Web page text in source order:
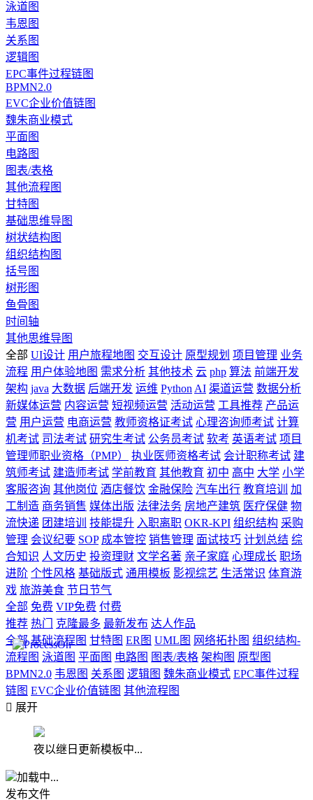
泳道图
韦恩图
关系图
逻辑图
EPC事件过程链图
BPMN2.0
EVC企业价值链图
魏朱商业模式
平面图
电路图
图表/表格
其他流程图
甘特图
基础思维导图
树状结构图
组织结构图
括号图
树形图
鱼骨图
时间轴
其他思维导图
全部 UI设计 用户旅程地图 交互设计 原型规划 项目管理 业务
流程 用户体验地图 需求分析 其他技术 云 php 算法 前端开发
架构 java 大数据 后端开发 运维 Python AI 渠道运营 数据分析
新媒体运营 内容运营 短视频运营 活动运营 工具推荐 产品运
营 用户运营 电商运营 教师资格证考试 心理咨询师考试 计算
机考试 司法考试 研究生考试 公务员考试 软考 英语考试 项目
管理师职业资格（PMP）
执业医师资格考试 会计职称考试 建
筑师考试 建造师考试 学前教育 其他教育 初中 高中 大学 小学
客服咨询 其他岗位 酒店餐饮 金融保险 汽车出行 教育培训
加
工制造 商务销售 媒体出版 法律法务 房地产建筑 医疗保健 物
流快递 团建培训 技能提升 入职离职 OKR-KPI 组织结构 采购
管理 会议纪要 SOP 成本管控 销售管理 面试技巧 计划总结 综
合知识 人文历史 投资理财 文学名著 亲子家庭 心理成长 职场
进阶 个性风格 基础版式 通用模板 影视综艺 生活常识 体育游
戏 旅游美食 节日节气
全部 免费 VIP免费 付费
推荐 热门 克隆最多 最新发布 达人作品
全部 基础流程图 甘特图 ER图 UML图 网络拓扑图 组织结构-
流程图 泳道图 平面图 电路图 图表/表格 架构图 原型图
BPMN2.0 韦恩图 关系图 逻辑图 魏朱商业模式 EPC事件过程
链图 EVC企业价值链图 其他流程图
 展开
夜以继日更新模板中...
加载中...
发布文件